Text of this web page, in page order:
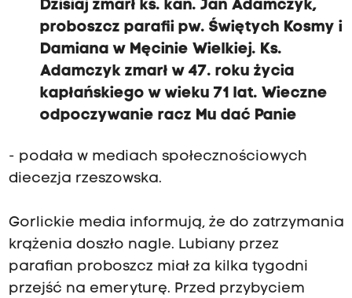
Dzisiaj zmarł ks. kan. Jan Adamczyk,
proboszcz parafii pw. Świętych Kosmy i
Damiana w Męcinie Wielkiej. Ks.
Adamczyk zmarł w 47. roku życia
kapłańskiego w wieku 71 lat. Wieczne
odpoczywanie racz Mu dać Panie
- podała w mediach społecznościowych
diecezja rzeszowska.
Gorlickie media informują, że do zatrzymania
krążenia doszło nagle. Lubiany przez
parafian proboszcz miał za kilka tygodni
przejść na emeryturę. Przed przybyciem